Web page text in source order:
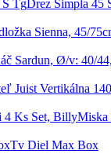
Drez Simpla 45
Miska
Tv Diel Max Box